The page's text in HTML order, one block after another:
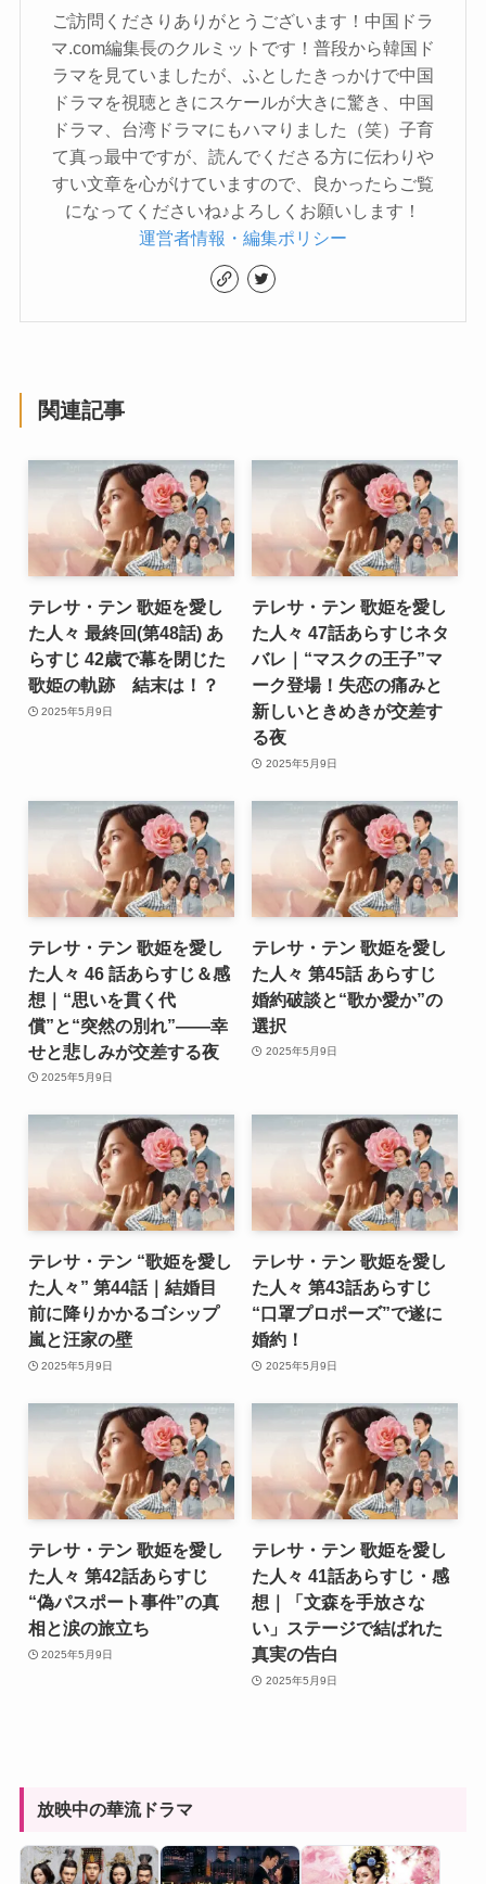
ご訪問くださりありがとうございます！中国ドラ
マ.com編集長のクルミットです！普段から韓国ド
ラマを見ていましたが、ふとしたきっかけで中国
ドラマを視聴ときにスケールが大きに驚き、中国
ドラマ、台湾ドラマにもハマりました（笑）子育
て真っ最中ですが、読んでくださる方に伝わりや
すい文章を心がけていますので、良かったらご覧
になってくださいね♪よろしくお願いします！
運営者情報・編集ポリシー
関連記事
テレサ・テン 歌姫を愛し
た人々 最終回(第48話) あ
らすじ 42歳で幕を閉じた
歌姫の軌跡 結末は！？
2025年5月9日
テレサ・テン 歌姫を愛し
た人々 47話あらすじネタ
バレ｜“マスクの王子”マ
ーク登場！失恋の痛みと
新しいときめきが交差す
る夜
2025年5月9日
テレサ・テン 歌姫を愛し
た人々 46 話あらすじ＆感
想｜“思いを貫く代
償”と“突然の別れ”――幸
せと悲しみが交差する夜
2025年5月9日
テレサ・テン 歌姫を愛し
た人々 第45話 あらすじ
婚約破談と“歌か愛か”の
選択
2025年5月9日
テレサ・テン “歌姫を愛し
た人々” 第44話｜結婚目
前に降りかかるゴシップ
嵐と汪家の壁
2025年5月9日
テレサ・テン 歌姫を愛し
た人々 第43話あらすじ
“口罩プロポーズ”で遂に
婚約！
2025年5月9日
テレサ・テン 歌姫を愛し
た人々 第42話あらすじ
“偽パスポート事件”の真
相と涙の旅立ち
2025年5月9日
テレサ・テン 歌姫を愛し
た人々 41話あらすじ・感
想｜「文森を手放さな
い」ステージで結ばれた
真実の告白
2025年5月9日
放映中の華流ドラマ